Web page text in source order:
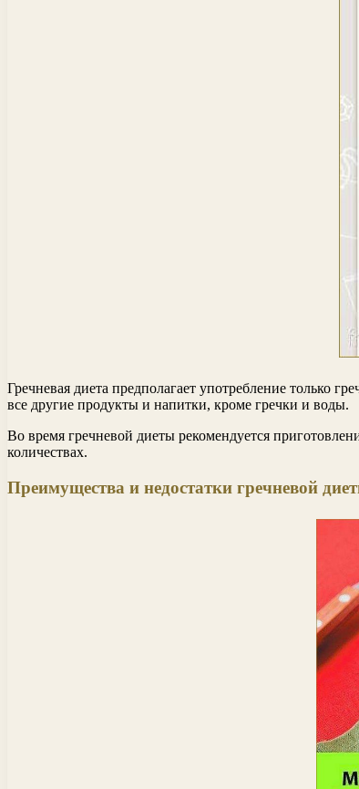
Гречневая диета предполагает употребление только
все другие продукты и напитки, кроме гречки и воды.
Во время гречневой диеты рекомендуется
количествах.
Преимущества и недостатки гречневой